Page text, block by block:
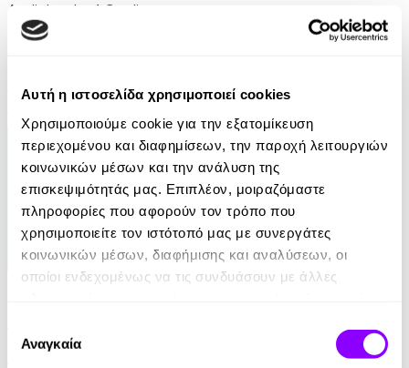
Αυτή η ιστοσελίδα χρησιμοποιεί cookies
Χρησιμοποιούμε cookie για την εξατομίκευση
περιεχομένου και διαφημίσεων, την παροχή λειτουργιών
κοινωνικών μέσων και την ανάλυση της
επισκεψιμότητάς μας. Επιπλέον, μοιραζόμαστε
πληροφορίες που αφορούν τον τρόπο που
χρησιμοποιείτε τον ιστότοπό μας με συνεργάτες
κοινωνικών μέσων, διαφήμισης και αναλύσεων, οι
οποίοι ενδεχομένως να τις συνδυάσουν με άλλες
των υπηρεσιών τους.
συγκατάθεσης
Αναγκαία
Audiobook • 1 Credit
Για μια Υπέροχη Ζωή
14.90€
eBook
Theresa Cheung